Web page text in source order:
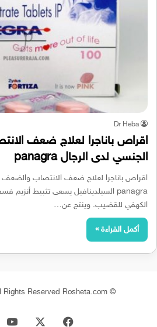
Dr Heba
اقراص باناجرا لعلاج ضعف
الجنسي لدى الرجال panagra
اقراص باناجرا لعلاج ضعف الانتصاب والضعف
الكهفي للقضيب. وينتج عن…
أكمل القراءة »
© Copyright 2020, All Rights Reserved Rosheta.com
فيسبوك